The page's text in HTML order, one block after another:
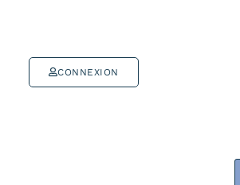
CONNEXION